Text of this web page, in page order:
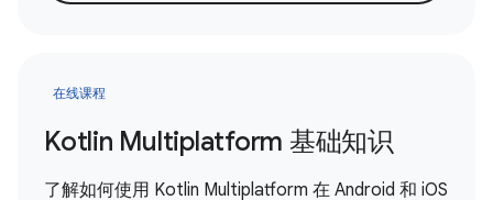
在线课程
Kotlin Multiplatform 基础知识
了解如何使用 Kotlin Multiplatform 在 Android 和 iOS